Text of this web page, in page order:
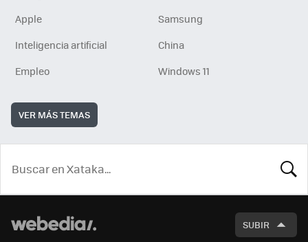
Apple
Samsung
Inteligencia artificial
China
Empleo
Windows 11
VER MÁS TEMAS
SUBIR